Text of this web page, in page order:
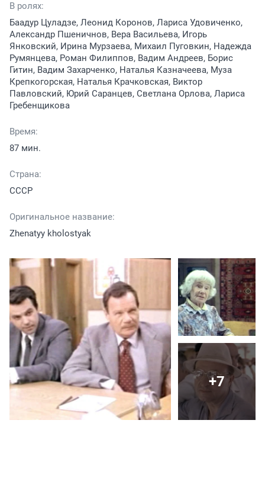
В ролях:
Баадур Цуладзе, Леонид Коронов, Лариса Удовиченко,
Александр Пшеничнов, Вера Васильева, Игорь
Янковский, Ирина Мурзаева, Михаил Пуговкин, Надежда
Румянцева, Роман Филиппов, Вадим Андреев, Борис
Гитин, Вадим Захарченко, Наталья Казначеева, Муза
Крепкогорская, Наталья Крачковская, Виктор
Павловский, Юрий Саранцев, Светлана Орлова, Лариса
Гребенщикова
Время:
87 мин.
Страна:
СССР
Оригинальное название:
Zhenatyy kholostyak
+7